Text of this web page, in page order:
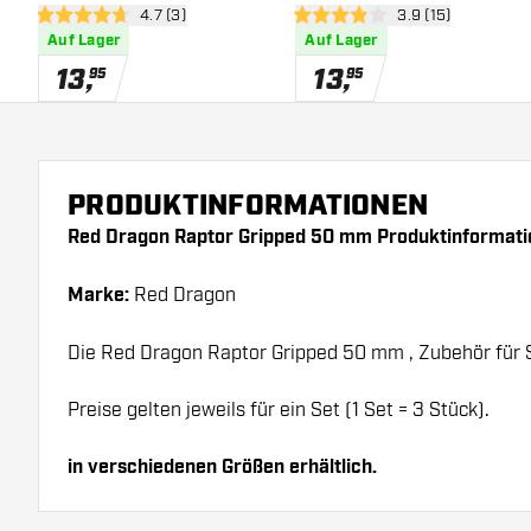
Bewertungsbereich öffnen
4.7 Bewertungssterne
4.7 (3)
Auf Lager
13,95
3.9 Bewertungssterne
3.9 (15)
Auf Lager
13,95
PRODUKTINFORMATIONEN
Red Dragon Raptor Gripped 50 mm
Marke: Red Dragon
Die Red Dragon Raptor Gripped 50 mm , Zubehör für
Preise gelten jeweils für ein Set (1 Set = 3 Stück).
in verschiedenen Größen erhältlich.